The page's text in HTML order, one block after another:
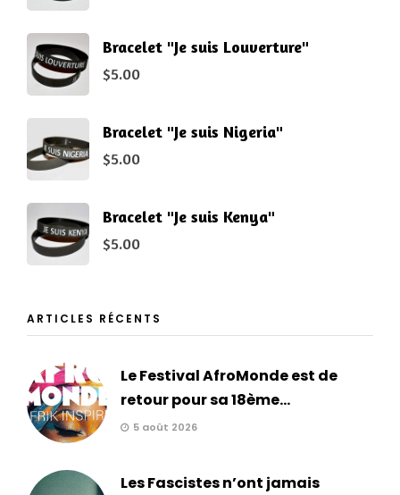
Bracelet "Je suis Louverture"
$5.00
Bracelet "Je suis Nigeria"
$5.00
Bracelet "Je suis Kenya"
$5.00
ARTICLES RÉCENTS
Le Festival AfroMonde est de
retour pour sa 18ème...
5 août 2026
Les Fascistes n’ont jamais